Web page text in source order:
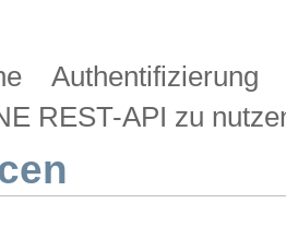
REST-API zu